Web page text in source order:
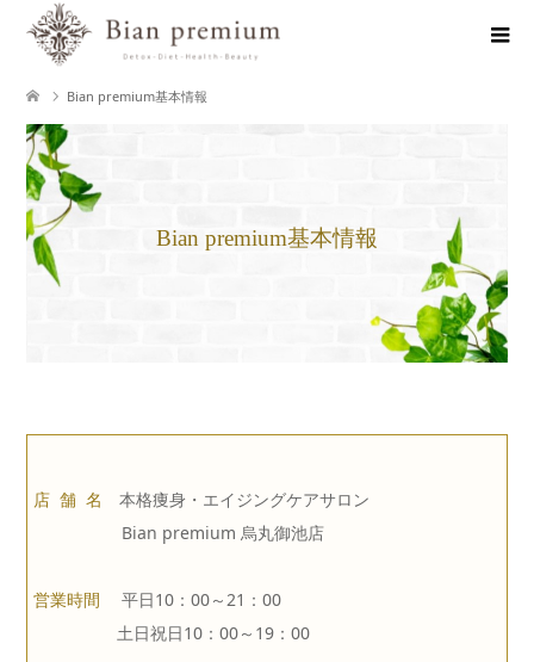
Bian premium基本情報
Bian premium基本情報
店 舗 名
本格痩身・エイジングケアサロン
Bian premium 烏丸御池店
営業時間 平日10：00～21：00
土日祝日10：00～19：00